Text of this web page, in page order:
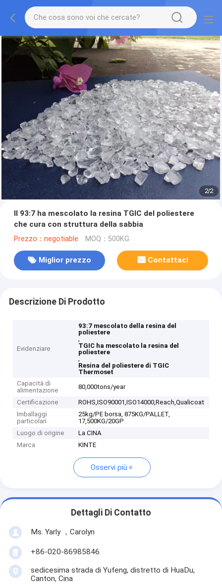
2/2
Il 93:7 ha mescolato la resina TGIC del poliestere
che cura con struttura della sabbia
Prezzo：negotiable MOQ：500KG
Miglior prezzo Contattaci
Descrizione Di Prodotto
Evidenziare
93:7 mescolato della resina del
poliestere
,
TGIC ha mescolato la resina del
poliestere
,
Resina del poliestere di TGIC
Thermoset
Capacità di
alimentazione
80,000tons/year
Certificazione
ROHS,ISO90001,ISO14000,Reach,Qualicoat
Imballaggi
particolari
25kg/PE borsa, 875KG/PALLET,
17,500KG/20GP
Luogo di origine
La CINA
Marca
KINTE
Osservi più
Dettagli Di Contatto
Ms. Yarly ，Carolyn
+86-020-86985846
sedicesima strada di Yufeng, distretto di HuaDu,
Canton, Cina